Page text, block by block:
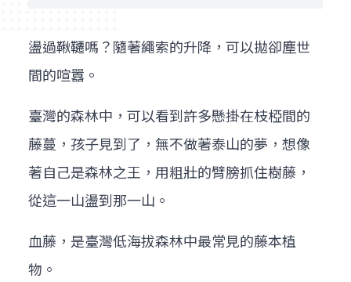
盪過鞦韆嗎？隨著繩索的升降，可以拋卻塵世
間的喧囂。
臺灣的森林中，可以看到許多懸掛在枝椏間的
藤蔓，孩子見到了，無不做著泰山的夢，想像
著自己是森林之王，用粗壯的臂膀抓住樹藤，
從這一山盪到那一山。
血藤，是臺灣低海拔森林中最常見的藤本植
物。